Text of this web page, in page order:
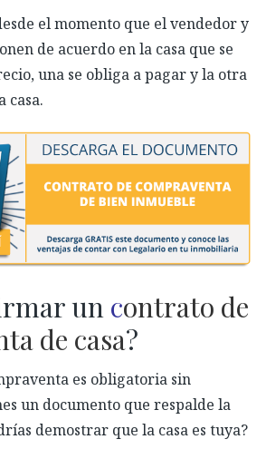
el momento que el vendedor y
de acuerdo en la casa que se
una se obliga a pagar y la otra
casa.
un contrato de
de casa?
es obligatoria sin
un documento que respalde la
demostrar que la casa es tuya?